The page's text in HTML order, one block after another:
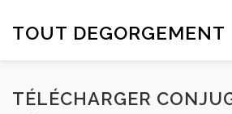
TOUT DEGORGEMENT
TÉLÉCHARGER